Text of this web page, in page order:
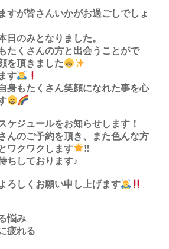
すが皆さんいかがお過ごしでしょ
日のみとなりました。
たくさんの方と出会うことがで
を頂きました
す
身もたくさん笑顔になれた事を心
ケジュールをお知らせします！
んのご予約を頂き、また色んな方
ワクワクします
‼︎
ちしております♪
ろしくお願い申し上げます
悩み
疲れる